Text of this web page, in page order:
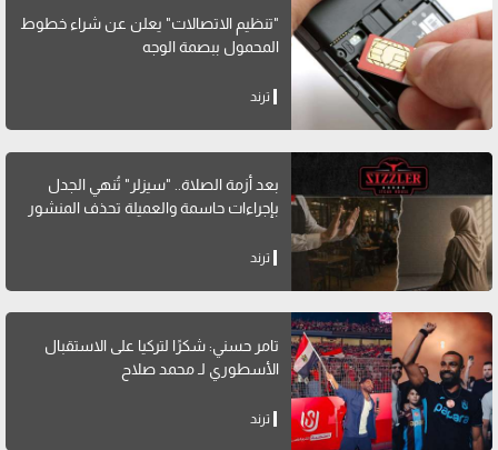
"تنظيم الاتصالات" يعلن عن شراء خطوط
المحمول ببصمة الوجه
ترند
بعد أزمة الصلاة.. "سيزلر" تُنهي الجدل
بإجراءات حاسمة والعميلة تحذف المنشور
ترند
تامر حسني: شكرًا لتركيا على الاستقبال
الأسطوري لـ محمد صلاح
ترند